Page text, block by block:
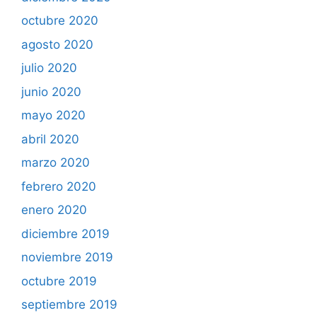
octubre 2020
agosto 2020
julio 2020
junio 2020
mayo 2020
abril 2020
marzo 2020
febrero 2020
enero 2020
diciembre 2019
noviembre 2019
octubre 2019
septiembre 2019